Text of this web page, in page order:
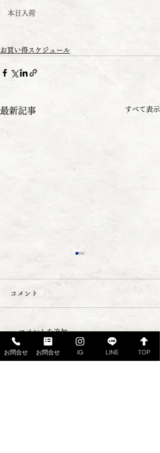
本日入荷
お買い得スケジュール
最新記事 すべて表示
7月のお買い得スケジュー
ル
コメント
コメントを追加…
お問合せ お問合せ IG LINE TOP